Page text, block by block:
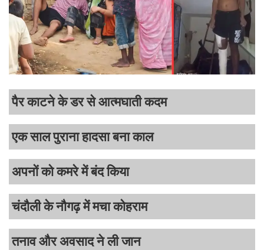
पैर काटने के डर से आत्मघाती कदम
एक साल पुराना हादसा बना काल
अपनों को कमरे में बंद किया
चंदौली के नौगढ़ में मचा कोहराम
तनाव और अवसाद ने ली जान